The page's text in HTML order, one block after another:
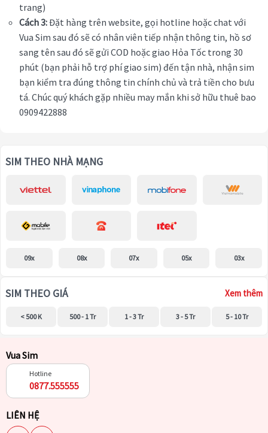
trang)
Cách 3:Đặt hàng trên website, gọi hotline hoặc chat với
Vua Sim sau đó sẽ có nhân viên tiếp nhận thông tin, hồ sơ
sang tên sau đó sẽ gửi COD hoặc giao Hỏa Tốc trong 30
phút (bạn phải hỗ trợ phí giao sim) đến tận nhà, nhận sim
bạn kiểm tra đúng thông tin chính chủ và trả tiền cho bưu
tá. Chúc quý khách gặp nhiều may mắn khi sở hữu thuê bao
0909422888
SIM THEO NHÀ MẠNG
09x 08x 07x 05x 03x
SIM THEO GIÁ Xem thêm
< 500 K 500 - 1 Tr 1 - 3 Tr 3 - 5 Tr 5 - 10 Tr
Vua Sim
Hotline
0877.555555
LIÊN HỆ